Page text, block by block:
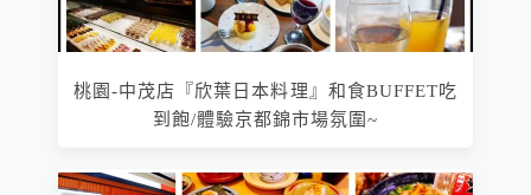
桃園-中茂店『欣葉日本料理』和食BUFFET吃
到飽/體驗京都錦市場氛圍~